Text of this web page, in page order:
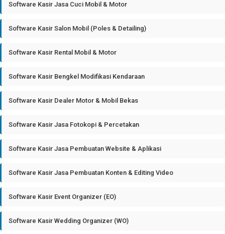
Software Kasir Jasa Cuci Mobil & Motor
Software Kasir Salon Mobil (Poles & Detailing)
Software Kasir Rental Mobil & Motor
Software Kasir Bengkel Modifikasi Kendaraan
Software Kasir Dealer Motor & Mobil Bekas
Software Kasir Jasa Fotokopi & Percetakan
Software Kasir Jasa Pembuatan Website & Aplikasi
Software Kasir Jasa Pembuatan Konten & Editing Video
Software Kasir Event Organizer (EO)
Software Kasir Wedding Organizer (WO)